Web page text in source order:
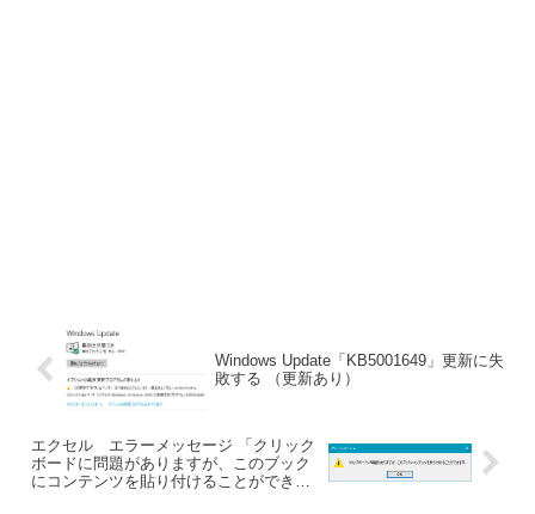
Windows Update「KB5001649」更新に失
敗する （更新あり）
エクセル エラーメッセージ 「クリック
ボードに問題がありますが、このブック
にコンテンツを貼り付けることができま